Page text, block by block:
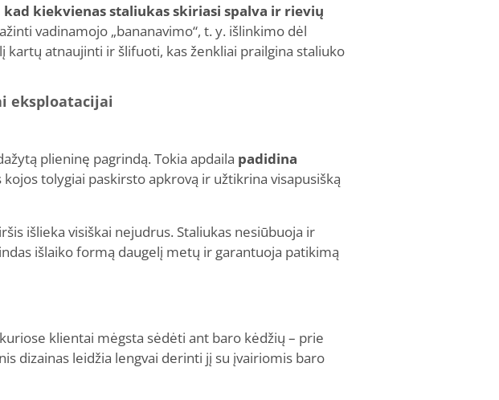
kiekvienas staliukas skiriasi spalva ir rievių
vadinamojo „bananavimo“, t. y. išlinkimo dėl
atnaujinti ir šlifuoti, kas ženkliai prailgina staliuko
eksploatacijai
plieninę pagrindą. Tokia apdaila padidina
kojos tolygiai paskirsto apkrovą ir užtikrina visapusišką
išlieka visiškai nejudrus. Staliukas nesiūbuoja ir
išlaiko formą daugelį metų ir garantuoja patikimą
klientai mėgsta sėdėti ant baro kėdžių – prie
dizainas leidžia lengvai derinti jį su įvairiomis baro